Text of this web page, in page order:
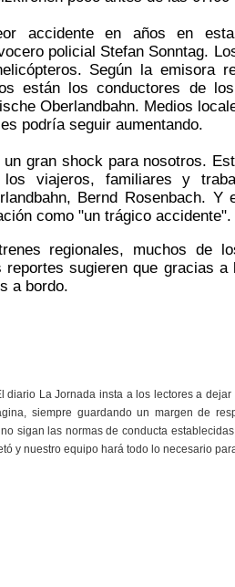
accidente en años en
policial Stefan Sonntag.
Según la emisora
están los conductores de
Oberlandbahn. Medios
podría seguir aumentando.
gran shock para nosotros.
viajeros, familiares y
Bernd Rosenbach.
como "un trágico accidente".
regionales, muchos de
reportes sugieren que gracias
a bordo.
diario La Jornada insta a los lectores a
siempre guardando un margen de
sigan las normas de conducta
y nuestro equipo hará todo lo necesario